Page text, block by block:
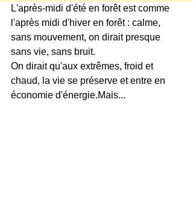
L'après-midi d'été en forêt est comme
l'après midi d'hiver en forêt : calme,
sans mouvement, on dirait presque
sans vie, sans bruit.
On dirait qu'aux extrêmes, froid et
chaud, la vie se préserve et entre en
économie d'énergie.Mais...